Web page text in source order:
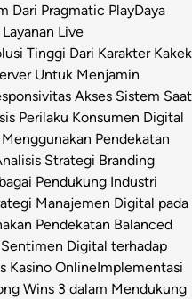
Dari Pragmatic PlayDaya
Live
Tinggi Dari Karakter Kakek
Untuk Menjamin
Akses Sistem Saat
Perilaku Konsumen Digital
Pendekatan
Strategi Branding
Pendukung Industri
Manajemen Digital pada
Pendekatan Balanced
Digital terhadap
Kasino OnlineImplementasi
Wins 3 dalam Mendukung